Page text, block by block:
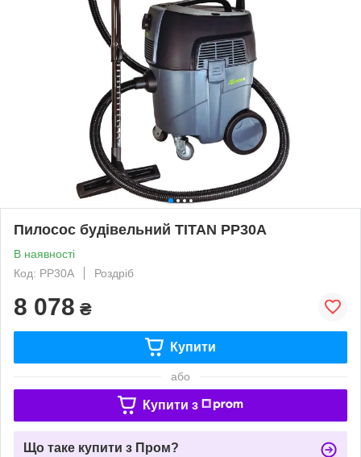
Пилосос будівельний TITAN PP30A
В наявності
Код: PP30A
Роздріб
8 078 ₴
Купити
або
Купити з
Що таке купити з Пром?